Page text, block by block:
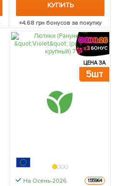
КУПИТЬ
+4.68грн бонусов за покупку
ЦЕНА ЗА
5шт
На Осень-2026 155964